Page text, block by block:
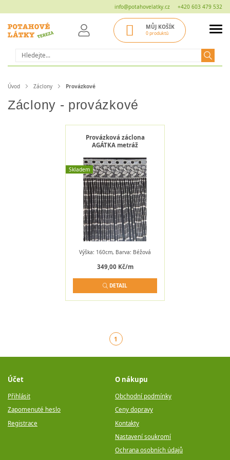
info@potahovelatky.cz +420 603 479 532
Hledat
MŮJ KOŠÍK
0 produktů
Úvod Záclony Provázkové
Záclony - provázkové
Provázková záclona
AGÁTKA metráž
Skladem
Výška: 160cm, Barva: Béžová
349,00 Kč/m
DETAIL
1(aktuální)
Účet
Přihlásit
Zapomenuté heslo
Registrace
O nákupu
Obchodní podmínky
Ceny dopravy
Kontakty
Nastavení soukromí
Ochrana osobních údajů